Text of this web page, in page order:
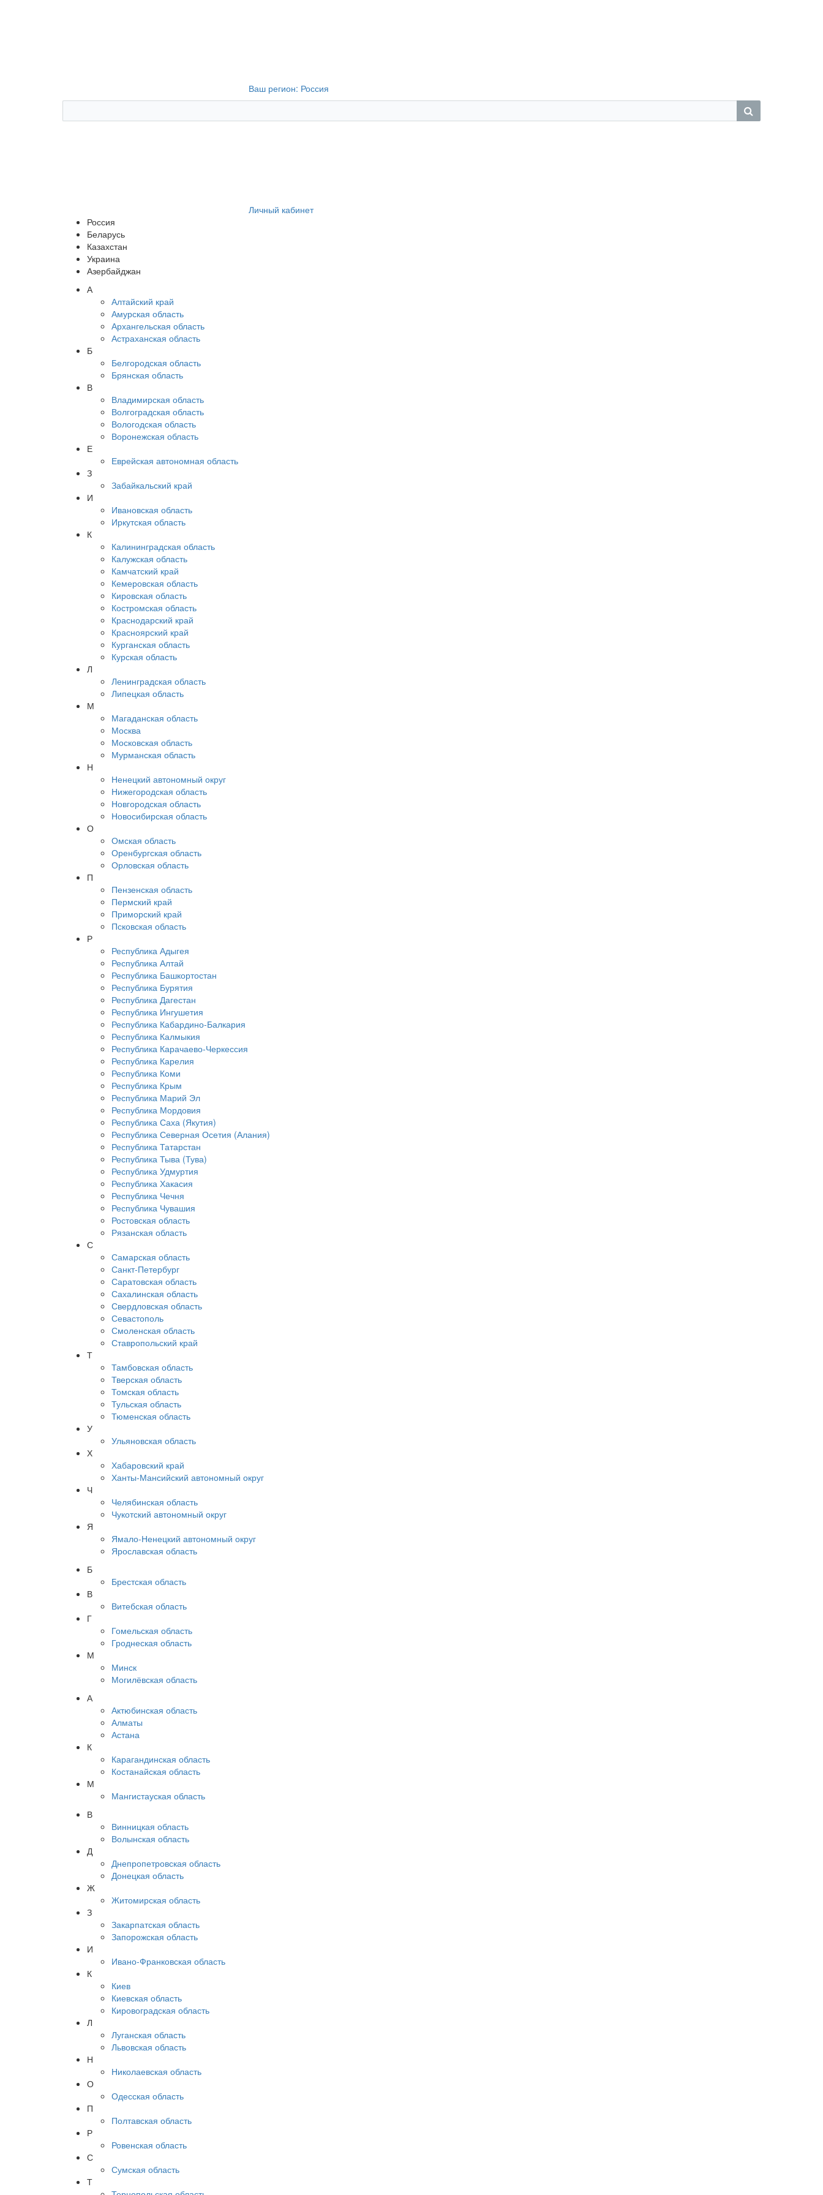
Ваш регион: Россия
Личный кабинет
Россия
Беларусь
Казахстан
Украина
Азербайджан
А
Алтайский край
Амурская область
Архангельская область
Астраханская область
Б
Белгородская область
Брянская область
В
Владимирская область
Волгоградская область
Вологодская область
Воронежская область
Е
Еврейская автономная область
З
Забайкальский край
И
Ивановская область
Иркутская область
К
Калининградская область
Калужская область
Камчатский край
Кемеровская область
Кировская область
Костромская область
Краснодарский край
Красноярский край
Курганская область
Курская область
Л
Ленинградская область
Липецкая область
М
Магаданская область
Москва
Московская область
Мурманская область
Н
Ненецкий автономный округ
Нижегородская область
Новгородская область
Новосибирская область
О
Омская область
Оренбургская область
Орловская область
П
Пензенская область
Пермский край
Приморский край
Псковская область
Р
Республика Адыгея
Республика Алтай
Республика Башкортостан
Республика Бурятия
Республика Дагестан
Республика Ингушетия
Республика Кабардино-Балкария
Республика Калмыкия
Республика Карачаево-Черкессия
Республика Карелия
Республика Коми
Республика Крым
Республика Марий Эл
Республика Мордовия
Республика Саха (Якутия)
Республика Северная Осетия (Алания)
Республика Татарстан
Республика Тыва (Тува)
Республика Удмуртия
Республика Хакасия
Республика Чечня
Республика Чувашия
Ростовская область
Рязанская область
С
Самарская область
Санкт-Петербург
Саратовская область
Сахалинская область
Свердловская область
Севастополь
Смоленская область
Ставропольский край
Т
Тамбовская область
Тверская область
Томская область
Тульская область
Тюменская область
У
Ульяновская область
Х
Хабаровский край
Ханты-Мансийский автономный округ
Ч
Челябинская область
Чукотский автономный округ
Я
Ямало-Ненецкий автономный округ
Ярославская область
Б
Брестская область
В
Витебская область
Г
Гомельская область
Гроднеская область
М
Минск
Могилёвская область
А
Актюбинская область
Алматы
Астана
К
Карагандинская область
Костанайская область
М
Мангистауская область
В
Винницкая область
Волынская область
Д
Днепропетровская область
Донецкая область
Ж
Житомирская область
З
Закарпатская область
Запорожская область
И
Ивано-Франковская область
К
Киев
Киевская область
Кировоградская область
Л
Луганская область
Львовская область
Н
Николаевская область
О
Одесская область
П
Полтавская область
Р
Ровенская область
С
Сумская область
Т